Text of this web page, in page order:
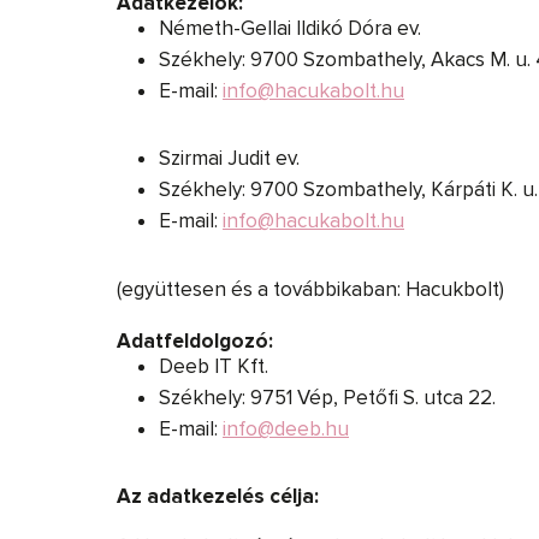
Németh-Gellai Ildikó Dóra ev.
Székhely: 9700 Szombathely, Akacs M. u.
E-mail: info@hacukabolt.hu
Szirmai Judit ev.
Székhely: 9700 Szombathely, Kárpáti K. u.
E-mail: info@hacukabolt.hu
(együttesen és a továbbikaban: Hacukbolt)
Adatfeldolgozó:
Deeb IT Kft.
Székhely: 9751 Vép, Petőfi S. utca 22.
E-mail: info@deeb.hu
Az adatkezelés célja: